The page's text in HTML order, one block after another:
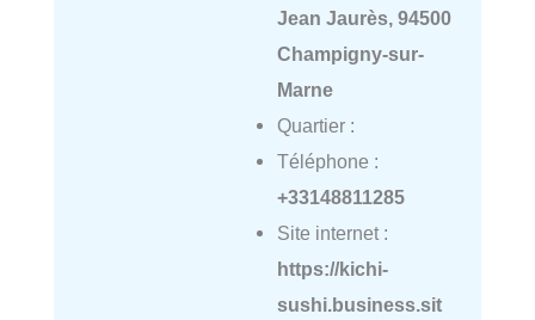
Jean Jaurès, 94500
Champigny-sur-
Marne
Quartier :
Téléphone :
+33148811285
Site internet :
https://kichi-
sushi.business.sit